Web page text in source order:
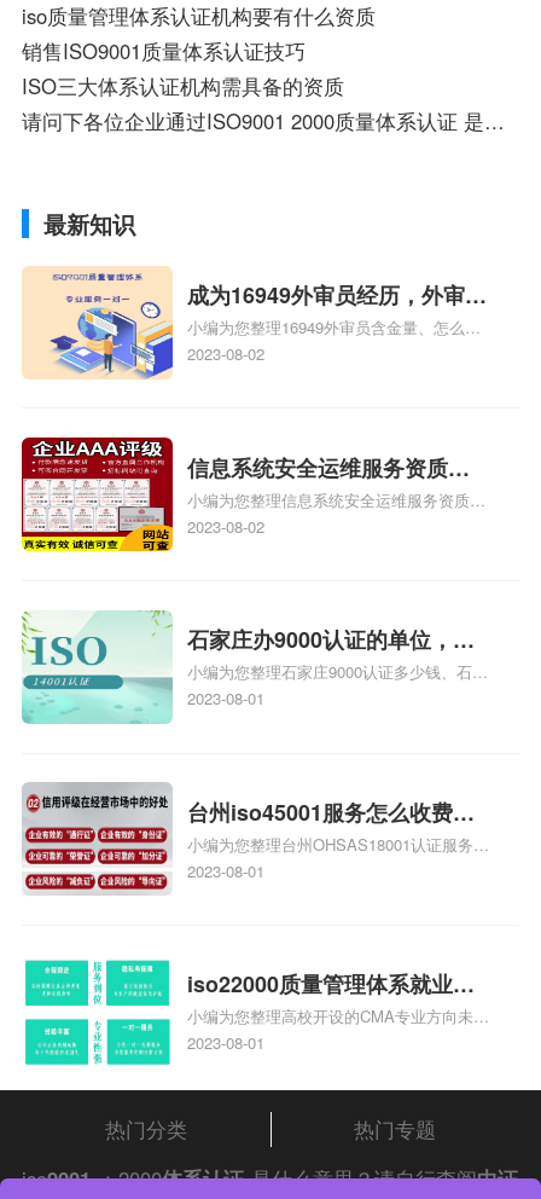
iso质量管理体系认证机构要有什么资质
销售ISO9001质量体系认证技巧
ISO三大体系认证机构需具备的资质
请问下各位企业通过ISO9001 2000质量体系认证 是不是也算通过了医疗器械的13485的认证是不是也包含了
最新知识
成为16949外审员经历，外审员
16949
小编为您整理16949外审员含金量、怎么才
能成为注册的TS16949:2009的外审员、我
2023-08-02
信息系统安全运维服务资质二
级费用，信息系统安全运维服
务资质二级
小编为您整理信息系统安全运维服务资质认
证证书机构有哪些、安全运维服务资质的费
体系认证知识，详情可查看下方正文！
2023-08-02
石家庄办9000认证的单位，石
家庄9000认证的公司
小编为您整理石家庄9000认证多少钱、石家
庄9000认证价格多少钱、石家庄9000认证
2023-08-01
台州iso45001服务怎么收费，
台州iso45001认证服务怎么收
费
小编为您整理台州OHSAS18001认证服务中
心哪家收费便宜、台州ISO9000认证，哪个
标准是什么相关iso体系认证知识，详情可
查看下方正文！
2023-08-01
iso22000质量管理体系就业方
向，质量管理与认证就业方向
小编为您整理高校开设的CMA专业方向未来
就业前景及就业方向如何、cma就业方向有
和cma未来就业方向、大学生考完cma，就
哪些就业方向相关iso体系认证知识，详情
可查看下方正文！
2023-08-01
热门分类
热门专题
iso9001 ：2000体系认证 是什么意思？请自行查阅中证